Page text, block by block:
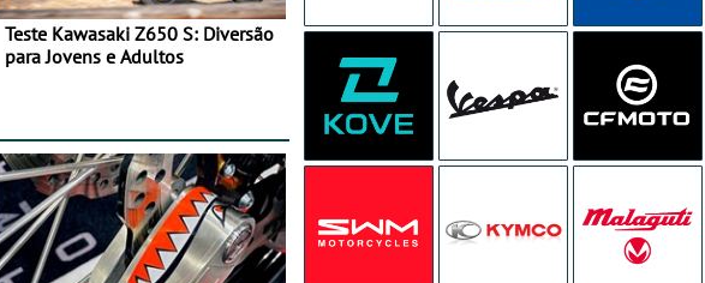
Teste Kawasaki Z650 S: Diversão
para Jovens e Adultos